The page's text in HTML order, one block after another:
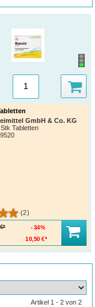
GmbH & Co. KG
Tabletten
(2)
10,50 €*
34%
Artikel 1 - 2 von 2